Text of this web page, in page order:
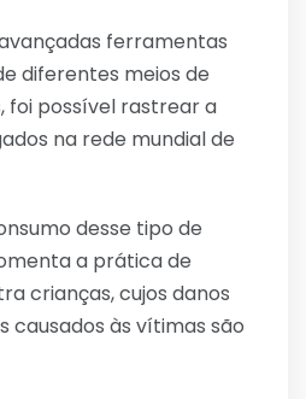
ferramentas
diferentes meios de
foi possível rastrear a
na rede mundial de
desse tipo de
a prática de
crianças, cujos danos
causados às vítimas são